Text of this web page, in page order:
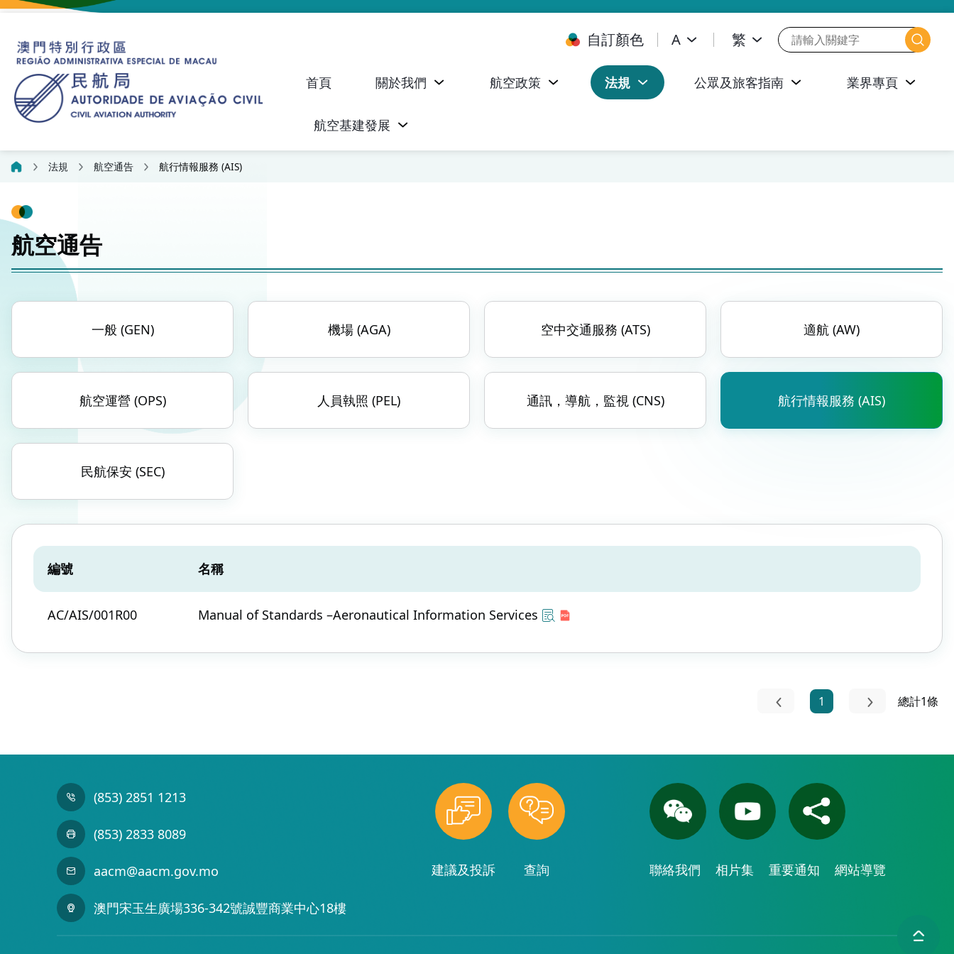
自訂顏色 A 繁
首頁 關於我們 航空政策 法規 公眾及旅客指南 業界專頁
航空基建發展
法規 航空通告 航行情報服務 (AIS)
航空通告
一般 (GEN) 機場 (AGA) 空中交通服務 (ATS) 適航 (AW)
航空運營 (OPS) 人員執照 (PEL) 通訊，導航，監視 (CNS) 航行情報服務 (AIS)
民航保安 (SEC)
編號 名稱
AC/AIS/001R00 Manual of Standards –Aeronautical Information Services
1 總計1條
(853) 2851 1213
(853) 2833 8089
aacm@aacm.gov.mo
澳門宋玉生廣場336-342號誠豐商業中心18樓
建議及投訴 查詢 聯絡我們 相片集 重要通知 網站導覽